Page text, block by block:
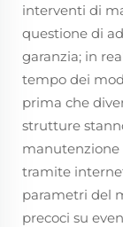
interventi di
questione di
garanzia; in
tempo dei
prima che
strutture
manutenzione
tramite
parametri del
precoci su